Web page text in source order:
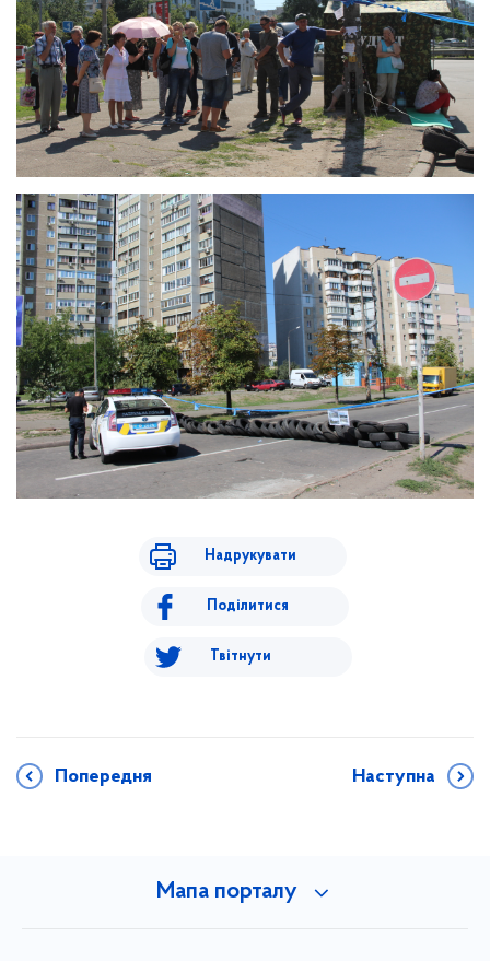
Надрукувати
Поділитися
Твітнути
Попередня Наступна
Мапа порталу